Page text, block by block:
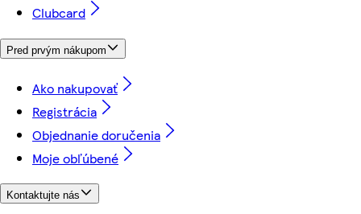
Clubcard
Pred prvým nákupom
Ako nakupovať
Registrácia
Objednanie doručenia
Moje obľúbené
Kontaktujte nás